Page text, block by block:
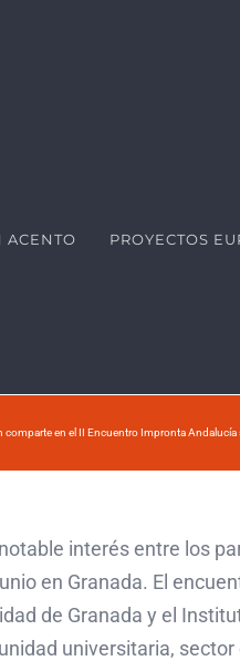
ACENTO PROYECTOS
en el II Encuentro Impronta
interés entre los
en Granada. El
de Granada y el
universitaria,